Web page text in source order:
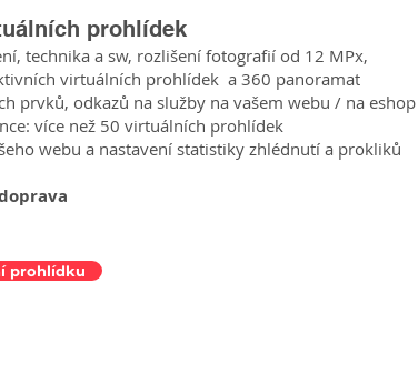
prohlídek
technika a sw, rozlišení fotografií od 12 MPx,
virtuálních prohlídek a 360 panoramat
prvků, odkazů na služby na vašem webu / na eshop
více než 50 virtuálních prohlídek
webu a nastavení statistiky zhlédnutí a prokliků
prohlídku